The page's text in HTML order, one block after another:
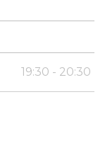
19:30 - 20:30